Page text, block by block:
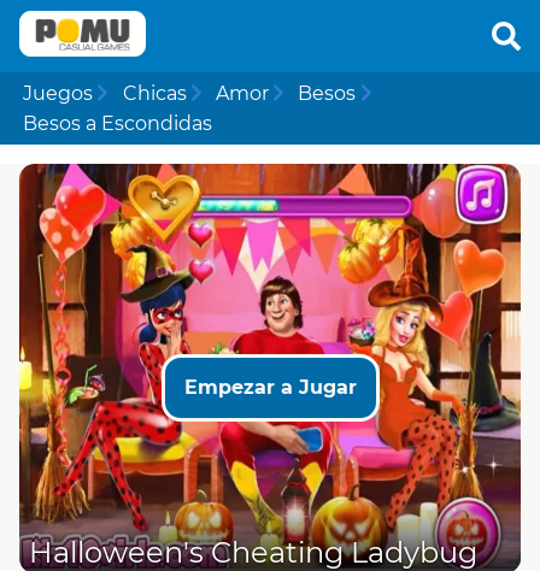
Juegos Chicas Amor
Besos
Besos a Escondidas
Empezar a Jugar
Halloween's Cheating Ladybug